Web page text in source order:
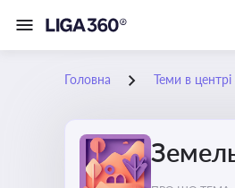
Головна Теми в центрі